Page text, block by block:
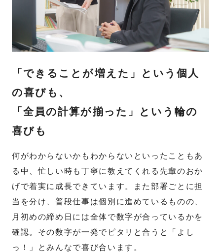
「できることが増えた」という個人
の喜びも、
「全員の計算が揃った」という輪の
喜びも
何がわからないかもわからないといったこともあ
る中、忙しい時も丁寧に教えてくれる先輩のおか
げで着実に成長できています。また部署ごとに担
当を分け、普段仕事は個別に進めているものの、
月初めの締め日には全体で数字が合っているかを
確認。その数字が一発でピタリと合うと「よし
っ！」とみんなで喜び合います。